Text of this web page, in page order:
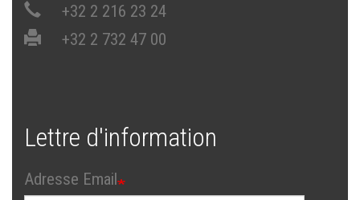
+32 2 216 23 24
+32 2 732 47 00
Lettre d'information
Adresse Email